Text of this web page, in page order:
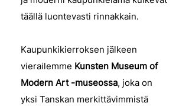
täällä luontevasti rinnakkain.
Kaupunkikierroksen jälkeen
vierailemme Kunsten Museum of
Modern Art -museossa, joka on
yksi Tanskan merkittävimmistä